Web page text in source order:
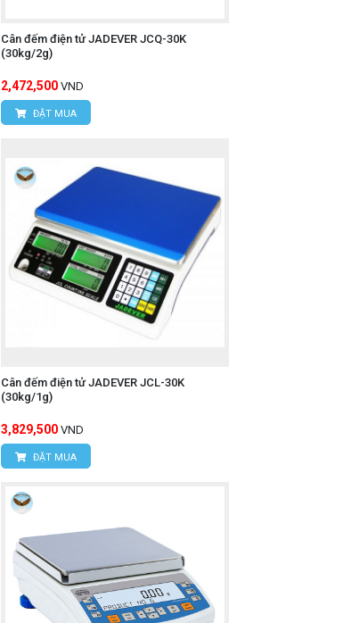
Cân đếm điện tử JADEVER JCQ-30K
(30kg/2g)
2,472,500 VND
ĐẶT MUA
Cân đếm điện tử JADEVER JCL-30K
(30kg/1g)
3,829,500 VND
ĐẶT MUA